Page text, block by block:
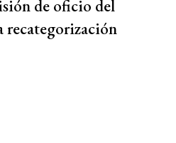
de oficio del